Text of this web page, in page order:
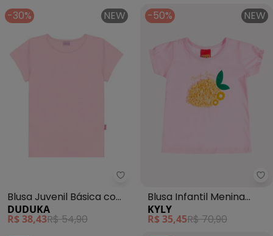
-30%
NEW
Blusa Juvenil Básica com
DUDUKA
R$ 38,43R$ 54,90
-50% NEW
Blusa Infantil Menina
Bordado (Rosa)
KYLY
R$ 35,45R$ 70,90